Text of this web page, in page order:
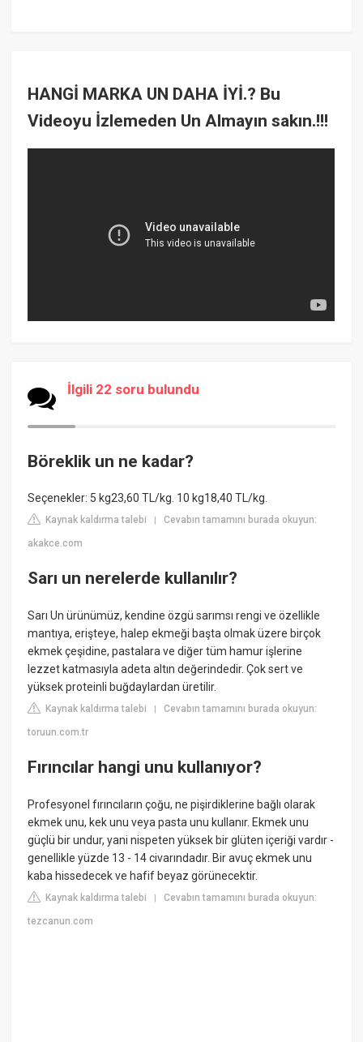
HANGİ MARKA UN DAHA İYİ.? Bu
Videoyu İzlemeden Un Almayın sakın.!!!
İlgili 22 soru bulundu
Böreklik un ne kadar?
Seçenekler: 5 kg23,60 TL/kg. 10 kg18,40 TL/kg.
Kaynak kaldırma talebi |Cevabın tamamını burada okuyun:
akakce.com
Sarı un nerelerde kullanılır?
Sarı Un ürünümüz, kendine özgü sarımsı rengi ve özellikle
mantıya, erişteye, halep ekmeği başta olmak üzere birçok
ekmek çeşidine, pastalara ve diğer tüm hamur işlerine
lezzet katmasıyla adeta altın değerindedir. Çok sert ve
yüksek proteinli buğdaylardan üretilir.
Kaynak kaldırma talebi |Cevabın tamamını burada okuyun:
toruun.com.tr
Fırıncılar hangi unu kullanıyor?
Profesyonel fırıncıların çoğu, ne pişirdiklerine bağlı olarak
ekmek unu, kek unu veya pasta unu kullanır. Ekmek unu
güçlü bir undur, yani nispeten yüksek bir glüten içeriği vardır -
genellikle yüzde 13 - 14 civarındadır. Bir avuç ekmek unu
kaba hissedecek ve hafif beyaz görünecektir.
Kaynak kaldırma talebi |Cevabın tamamını burada okuyun:
tezcanun.com